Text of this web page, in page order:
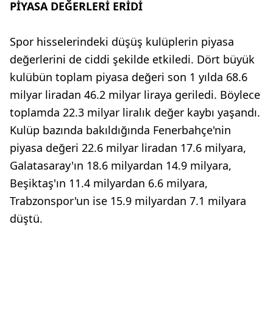
PİYASA DEĞERLERİ ERİDİ
Spor hisselerindeki düşüş kulüplerin piyasa
değerlerini de ciddi şekilde etkiledi. Dört büyük
kulübün toplam piyasa değeri son 1 yılda 68.6
milyar liradan 46.2 milyar liraya geriledi. Böylece
toplamda 22.3 milyar liralık değer kaybı yaşandı.
Kulüp bazında bakıldığında Fenerbahçe'nin
piyasa değeri 22.6 milyar liradan 17.6 milyara,
Galatasaray'ın 18.6 milyardan 14.9 milyara,
Beşiktaş'ın 11.4 milyardan 6.6 milyara,
Trabzonspor'un ise 15.9 milyardan 7.1 milyara
düştü.